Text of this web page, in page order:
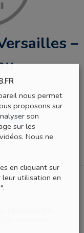
–
KERORGUEN
de Versailles -
nous permet
proposons sur
son
sur les
Nous ne
en cliquant sur
utilisation en